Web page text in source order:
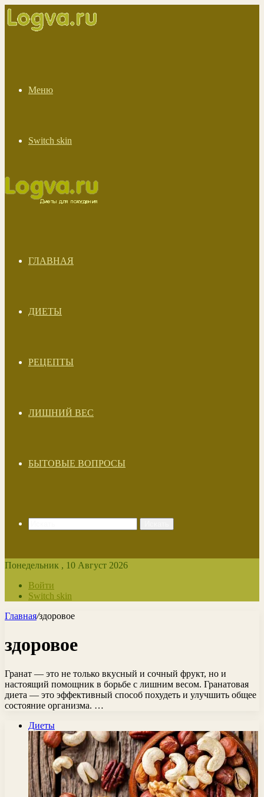
Меню
Switch skin
ГЛАВНАЯ
ДИЕТЫ
РЕЦЕПТЫ
ЛИШНИЙ ВЕС
БЫТОВЫЕ ВОПРОСЫ
Понедельник , 10 Август 2026
Войти
Switch skin
Главная/здоровое
здоровое
Гранат — это не только вкусный и сочный фрукт, но и
настоящий помощник в борьбе с лишним весом. Гранатовая
диета — это эффективный способ похудеть и улучшить общее
состояние организма. …
Диеты